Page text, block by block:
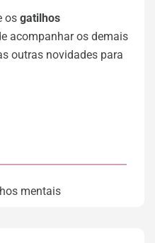
os gatilhos
acompanhar os demais
outras novidades para
mentais